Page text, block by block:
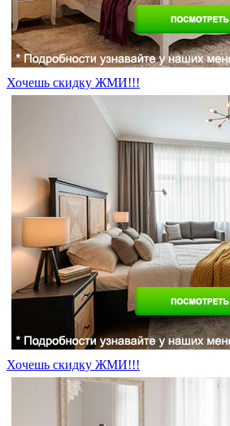
Хочешь скидку ЖМИ!!!
Хочешь скидку ЖМИ!!!